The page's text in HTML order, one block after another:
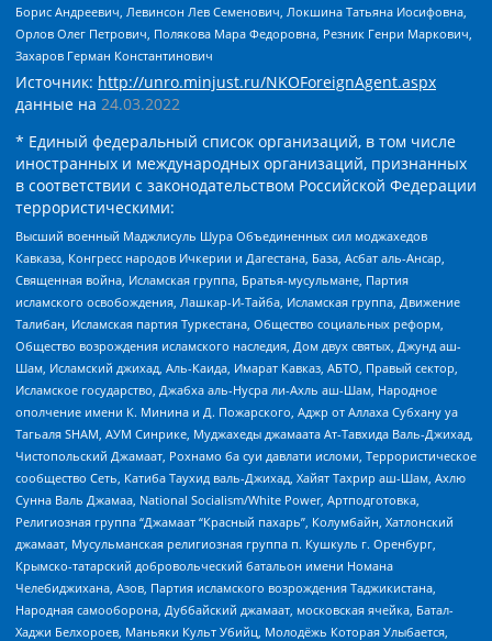
Борис Андреевич, Левинсон Лев Семенович, Локшина Татьяна Иосифовна,
Орлов Олег Петрович, Полякова Мара Федоровна, Резник Генри Маркович,
Захаров Герман Константинович
Источник: http://unro.minjust.ru/NKOForeignAgent.aspx
данные на 24.03.2022
* Единый федеральный список организаций, в том числе
иностранных и международных организаций, признанных
в соответствии с законодательством Российской Федерации
террористическими:
Высший военный Маджлисуль Шура Объединенных сил моджахедов
Кавказа, Конгресс народов Ичкерии и Дагестана, База, Асбат аль-Ансар,
Священная война, Исламская группа, Братья-мусульмане, Партия
исламского освобождения, Лашкар-И-Тайба, Исламская группа, Движение
Талибан, Исламская партия Туркестана, Общество социальных реформ,
Общество возрождения исламского наследия, Дом двух святых, Джунд аш-
Шам, Исламский джихад, Аль-Каида, Имарат Кавказ, АБТО, Правый сектор,
Исламское государство, Джабха аль-Нусра ли-Ахль аш-Шам, Народное
ополчение имени К. Минина и Д. Пожарского, Аджр от Аллаха Субхану уа
Тагьаля SHAM, АУМ Синрике, Муджахеды джамаата Ат-Тавхида Валь-Джихад,
Чистопольский Джамаат, Рохнамо ба суи давлати исломи, Террористическое
сообщество Сеть, Катиба Таухид валь-Джихад, Хайят Тахрир аш-Шам, Ахлю
Сунна Валь Джамаа, National Socialism/White Power, Артподготовка,
Религиозная группа “Джамаат “Красный пахарь”, Колумбайн, Хатлонский
джамаат, Мусульманская религиозная группа п. Кушкуль г. Оренбург,
Крымско-татарский добровольческий батальон имени Номана
Челебиджихана, Азов, Партия исламского возрождения Таджикистана,
Народная самооборона, Дуббайский джамаат, московская ячейка, Батал-
Хаджи Белхороев, Маньяки Культ Убийц, Молодёжь Которая Улыбается,